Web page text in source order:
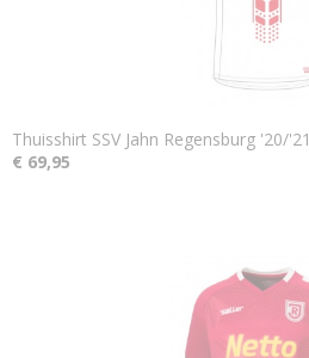
Thuisshirt SSV Jahn Regensburg '20/'21
€ 69,95